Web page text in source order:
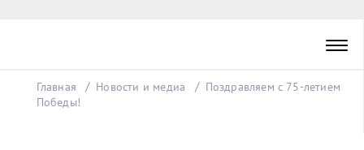
Главная Новости и медиа
Поздравляем с 75-летием
Победы!